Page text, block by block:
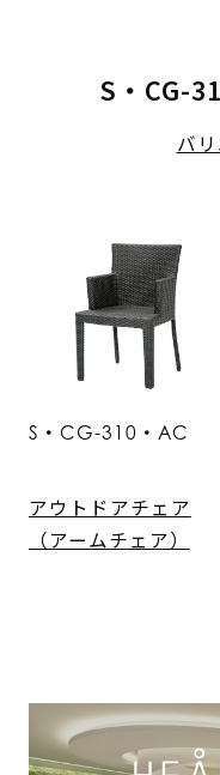
S・CG-
バ
S・CG-310・AC
アウトドアチェア
（アームチェア）